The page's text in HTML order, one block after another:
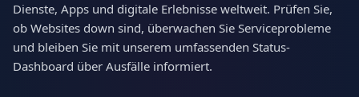
Dienste, Apps und digitale Erlebnisse weltweit. Prüfen Sie,
ob Websites down sind, überwachen Sie Serviceprobleme
und bleiben Sie mit unserem umfassenden Status-
Dashboard über Ausfälle informiert.